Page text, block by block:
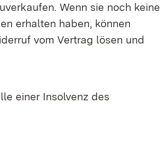
Wenn sie noch keine
erhalten haben, können
vom Vertrag lösen und
einer Insolvenz des